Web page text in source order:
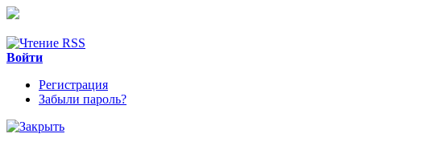
Войти
Регистрация
Забыли пароль?